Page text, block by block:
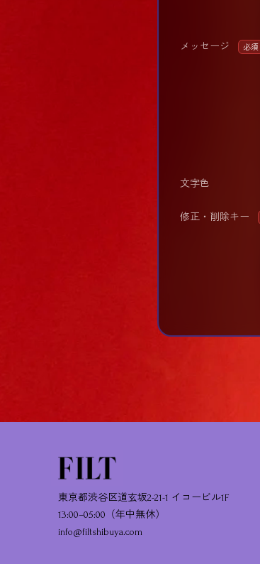
メッセージ 必須
文字色
修正・削除キー
東京都渋谷区道玄坂2-21-1 イコービル1F
13:00–05:00（年中無休）
info@filtshibuya.com